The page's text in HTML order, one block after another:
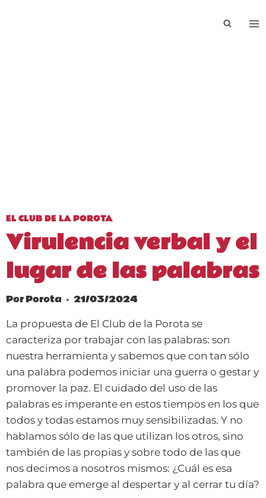
EL CLUB DE LA POROTA
Virulencia verbal y el
lugar de las palabras
PorPorota 21/03/2024
La propuesta de El Club de la Porota se
caracteriza por trabajar con las palabras: son
nuestra herramienta y sabemos que con tan sólo
una palabra podemos iniciar una guerra o gestar y
promover la paz. El cuidado del uso de las
palabras es imperante en estos tiempos en los que
todos y todas estamos muy sensibilizadas. Y no
hablamos sólo de las que utilizan los otros, sino
también de las propias y sobre todo de las que
nos decimos a nosotros mismos: ¿Cuál es esa
palabra que emerge al despertar y al cerrar tu día?